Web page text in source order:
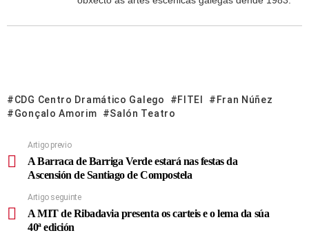
CDG Centro Dramático Galego FITEI
Fran Núñez
Gonçalo Amorim
Salón Teatro
Artigo previo
A Barraca de Barriga Verde estará nas festas da
Ascensión de Santiago de Compostela
Artigo seguinte
A MIT de Ribadavia presenta os carteis e o lema da súa
40ª edición